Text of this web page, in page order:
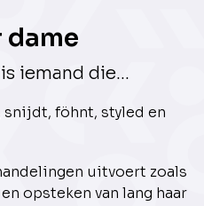
dame
iemand die...
föhnt, styled en
uitvoert zoals
opsteken van lang haar